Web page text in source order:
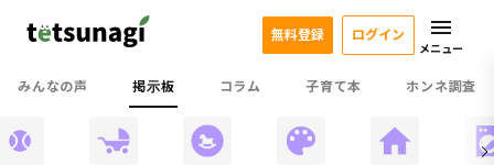
みんなの声 掲示板 コラム 子育て本 ホンネ調査
無料登録 ログイン
メニュー